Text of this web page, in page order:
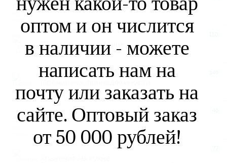
ПРИХВАТКИ
Прихватки, полотенце
Терки
оптом и он числится
в наличии - можете
написать нам на
почту или заказать на
сайте. Оптовый заказ
от 50 000 рублей!